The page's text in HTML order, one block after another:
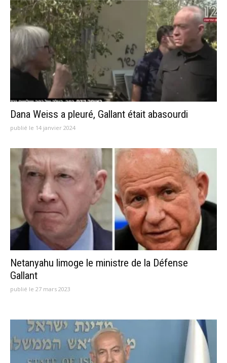
Dana Weiss a pleuré, Gallant était abasourdi
publié le 14 janvier 2024
Netanyahu limoge le ministre de la Défense
Gallant
publié le 27 mars 2023